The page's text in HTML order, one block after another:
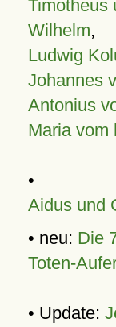
Timotheus
Wilhelm,
Ludwig
Johannes
Antonius
Maria vom
•
Aidus und
• neu: Die
Toten-
• Update: